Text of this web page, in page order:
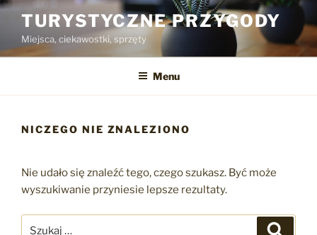
Przejdź
treści
TURYSTYCZNE PRZYGODY
Miejsca, ciekawostki, sprzęty
Menu
NICZEGO NIE ZNALEZIONO
Nie udało się znaleźć tego, czego szukasz. Być może
wyszukiwanie przyniesie lepsze rezultaty.